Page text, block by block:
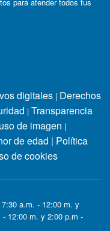
digitales | Derechos
| Transparencia
de imagen |
de edad | Política
de cookies
a.m. - 12:00 m. y
12:00 m. y 2:00 p.m -